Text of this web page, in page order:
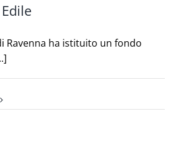
Ravenna ha istituito un fondo